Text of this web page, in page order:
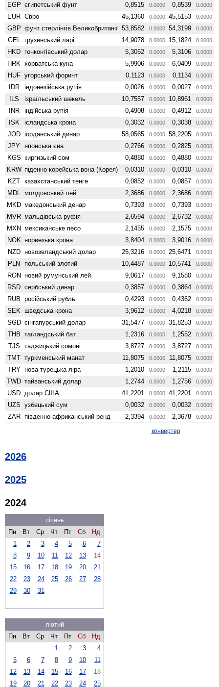
EGP єгипетський фунт 0,8515 0.0000 0,8539 0.0000
EUR Євро 45,1360 0.0000 45,5153 0.0000
GBP фунт стерлінгів Велико­британії 53,8582 0.0000 54,3199 0.0000
GEL грузинський ларі 14,9078 0.0000 15,1824 0.0000
HKD гонконгівський долар 5,3052 0.0000 5,3106 0.0000
HRK хорватська куна 5,9906 0.0000 6,0409 0.0000
HUF угорський форинт 0,1123 0.0000 0,1134 0.0000
IDR індонезійська рупія 0,0026 0.0000 0,0027 0.0000
ILS ізраїльський шекель 10,7557 0.0000 10,8961 0.0000
INR індійська рупія 0,4908 0.0000 0,4912 0.0000
ISK ісландська крона 0,3032 0.0000 0,3038 0.0000
JOD іорданський динар 58,0565 0.0000 58,2205 0.0000
JPY японська єна 0,2766 0.0000 0,2825 0.0000
KGS киргизький сом 0,4880 0.0000 0,4880 0.0000
KRW піденно-корейська вона (Корея) 0,0310 0.0000 0,0310 0.0000
KZT казахстанський тенге 0,0852 0.0000 0,0857 0.0000
MDL молдовський лей 2,3686 0.0000 2,3686 0.0000
MKD македонський денар 0,7393 0.0000 0,7393 0.0000
MVR мальдівська руфія 2,6594 0.0000 2,6732 0.0000
MXN мексиканське песо 2,1455 0.0000 2,1575 0.0000
NOK норвезька крона 3,8404 0.0000 3,9016 0.0000
NZD ново­зеландський долар 25,3216 0.0000 25,6471 0.0000
PLN польський злотий 10,4487 0.0000 10,5741 0.0000
RON новий румунський лей 9,0617 0.0000 9,1580 0.0000
RSD сербський динар 0,3857 0.0000 0,3864 0.0000
RUB російський рубль 0,4293 0.0000 0,4362 0.0000
SEK шведська крона 3,9612 0.0000 4,0218 0.0000
SGD сінгапурський долар 31,5477 0.0000 31,8253 0.0000
THB таїландський бат 1,2316 0.0000 1,2552 0.0000
TJS таджицький сомоні 3,8727 0.0000 3,8727 0.0000
TMT туркменський манат 11,8075 0.0000 11,8075 0.0000
TRY нова турецька ліра 1,2010 0.0000 1,2115 0.0000
TWD тайванський долар 1,2744 0.0000 1,2756 0.0000
USD долар США 41,2201 0.0000 41,2201 0.0000
UZS узбецький сум 0,0032 0.0000 0,0032 0.0000
ZAR південно-африканський ренд 2,3394 0.0000 2,3678 0.0000
конвертер
2026
2025
2024
січень
Пн
Вт Ср Чт Пт Сб
Нд
1
2 3 4 5 6
7
8
9 10 11 12 13
14
15
16 17 18 19 20
21
22
23 24 25 26 27
28
29
30 31
лютий
Пн
Вт Ср Чт Пт Сб
Нд
1
2 3
4
5
6 7 8 9 10
11
12
13 14 15 16 17
18
19
20 21 22 23 24 25